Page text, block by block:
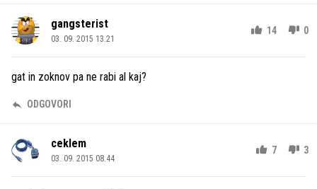
gangsterist
03. 09. 2015 13.21
14 0
gat in zoknov pa ne rabi al kaj?
ODGOVORI
ceklem
03. 09. 2015 08.44
7 3